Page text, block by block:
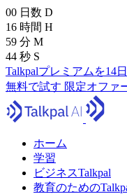
00 日数 D
16 時間 H
59 分 M
43 秒 S
Talkpalプレミアムを14
無料で試す 限定オファ
ホーム
学習
ビジネスTalkpal
教育のための